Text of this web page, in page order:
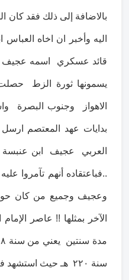
بالاضافة إلى ذلك فقد كان
اليه وأخبر ان اخاه
قائد عسكري اسمه
يسمونها ثورة الزط
الاهواز وجنوب البصرة
بدايات عهد المعتصم
العربي عجيف ابن
..فباعتقاده أنهم تآمروا
وعجيف وجميع من كان
الآخر بمثلها !! عاصر
سنة ٢٢٠ هـ حيث استشهد فيها الامام الجواد عليه السلام